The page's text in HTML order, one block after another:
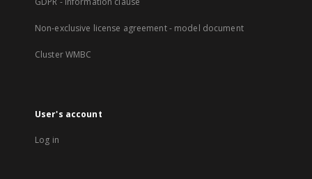
Non-exclusive license agreement - model document
Cluster WMBC
User's account
Log in